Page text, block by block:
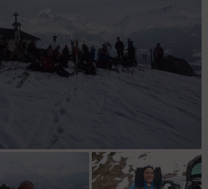
pour le banquet comme il se doit !!
(photo Mathieu)